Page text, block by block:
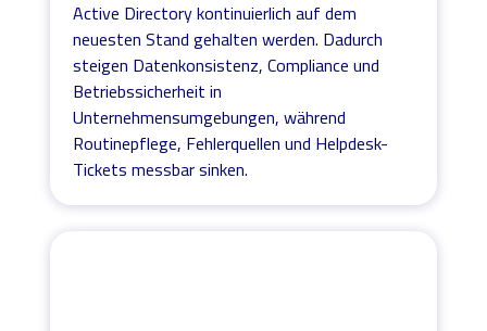
Active Directory kontinuierlich auf dem
neuesten Stand gehalten werden. Dadurch
steigen Datenkonsistenz, Compliance und
Betriebssicherheit in
Unternehmensumgebungen, während
Routinepflege, Fehlerquellen und Helpdesk-
Tickets messbar sinken.